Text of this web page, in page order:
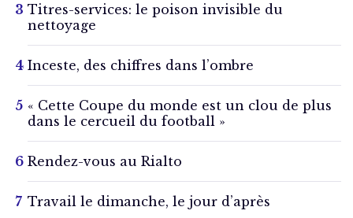
Titres-services: le poison invisible du
nettoyage
Inceste, des chiffres dans l’ombre
« Cette Coupe du monde est un clou de plus
dans le cercueil du football »
Rendez-vous au Rialto
Travail le dimanche, le jour d’après